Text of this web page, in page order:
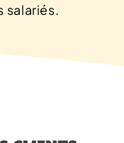
salariés.